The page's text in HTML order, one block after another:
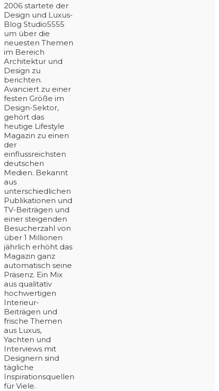
2006 startete der
Design und Luxus-
Blog Studio5555
um über die
neuesten Themen
im Bereich
Architektur und
Design zu
berichten.
Avanciert zu einer
festen Größe im
Design-Sektor,
gehört das
heutige Lifestyle
Magazin zu einen
der
einflussreichsten
deutschen
Medien. Bekannt
aus
unterschiedlichen
Publikationen und
TV-Beiträgen und
einer steigenden
Besucherzahl von
über 1 Millionen
jährlich erhöht das
Magazin ganz
automatisch seine
Präsenz. Ein Mix
aus qualitativ
hochwertigen
Interieur-
Beiträgen und
frische Themen
aus Luxus,
Yachten und
Interviews mit
Designern sind
tägliche
Inspirationsquellen
für Viele.